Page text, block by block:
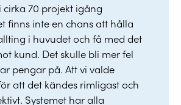
70 projekt igång
finns inte en chans att hålla
i huvudet och få med det
kund. Det skulle bli mer fel
pengar på. Att vi valde
att det kändes rimligast och
Systemet har alla